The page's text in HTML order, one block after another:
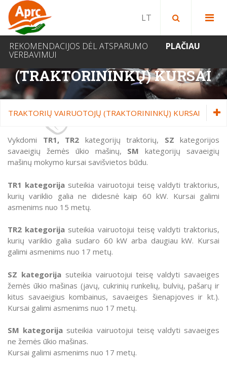
REKOMENDACIJOS DĖL ATSPARUMO
VERBAVIMUI
PLAČIAU
Paieška bibliotekoje
TRAKTORIŲ VAIRUOTOJŲ
(TRAKTORININKŲ) KURSAI
TRAKTORIŲ VAIRUOTOJŲ (TRAKTORININKŲ) KURSAI
Vairavimo mokyklos administracija
Pirminis vairuotojų mokymas
Papildomas vairuotojų mokymas
Profesionalių vairuotojų mokymas
Kursų kainos
Renkamos grupės
Traktorių vairuotojų (traktorininkų) kursai
Vykdomi TR1, TR2 kategorijų traktorių, SZ kategorijos
savaeigių žemės ūkio mašinų, SM kategorijų savaeigių
mašinų mokymo kursai savišvietos būdu.
TR1 kategorija suteikia vairuotojui teisę valdyti traktorius,
kurių variklio galia ne didesnė kaip 60 kW. Kursai galimi
asmenims nuo 15 metų.
TR2 kategorija suteikia vairuotojui teisę valdyti traktorius,
kurių variklio galia sudaro 60 kW arba daugiau kW. Kursai
galimi asmenims nuo 17 metų.
SZ kategorijasuteikia vairuotojui teisę valdyti savaeiges
žemės ūkio mašinas (javų, cukrinių runkelių, bulvių, pašarų ir
kitus savaeigius kombainus, savaeiges šienapjoves ir kt.).
Kursai galimi asmenims nuo 17 metų.
SM kategorija suteikia vairuotojui teisę valdyti savaeiges
ne žemės ūkio mašinas.
Kursai galimi asmenims nuo 17 metų.